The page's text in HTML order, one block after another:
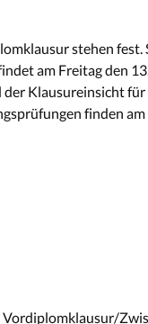
stehen fest.
am Freitag den
Klausureinsicht
finden